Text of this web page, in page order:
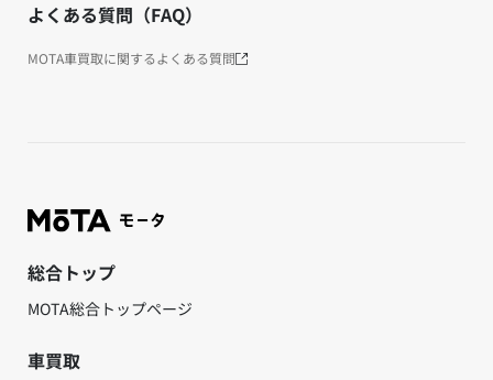
よくある質問（FAQ）
MOTA車買取に関するよくある質問
総合トップ
MOTA総合トップページ
車買取